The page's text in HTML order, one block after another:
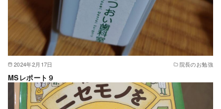
2024年2月17日 院長のお勉強
MSレポート９